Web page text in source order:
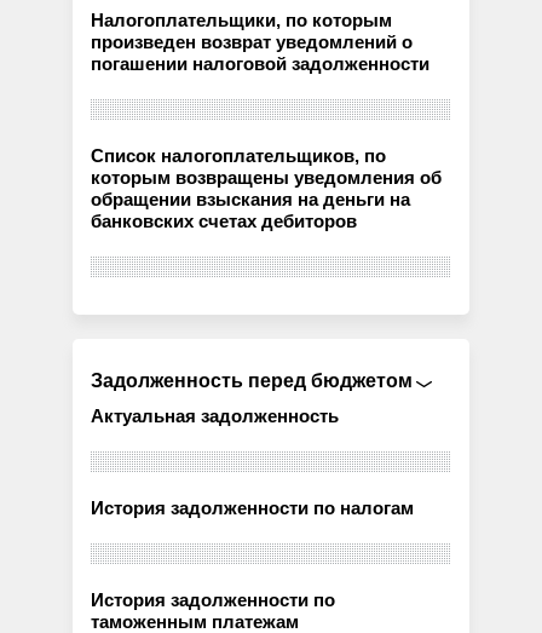
Налогоплательщики, по которым
произведен возврат уведомлений о
погашении налоговой задолженности
Список налогоплательщиков, по
которым возвращены уведомления об
обращении взыскания на деньги на
банковских счетах дебиторов
Задолженность перед бюджетом
Актуальная задолженность
История задолженности по налогам
История задолженности по
таможенным платежам